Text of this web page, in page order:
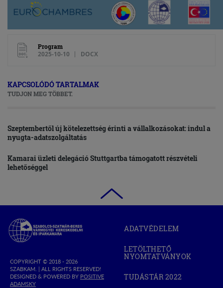
Program
2025-10-10 DOCX
KAPCSOLÓDÓ TARTALMAK
TUDJON MEG TÖBBET.
Szeptembertől új kötelezettség érinti a vállalkozásokat: indul a
nyugta-adatszolgáltatás
Kamarai üzleti delegáció Stuttgartba támogatott részvételi
lehetőséggel
Szabolcs-
Szatmár-
Bereg
Kereskedelmi
és
Iparkamara
COPYRIGHT © 2018 - 2026
SZABKAM. | ALL RIGHTS RESERVED!
DESIGNED & POWERED BY POSITIVE
ADAMSKY(OPEN
ADATVÉDELEM
LETÖLTHETŐ
NYOMTATVÁNYOK
TUDÁSTÁR 2022